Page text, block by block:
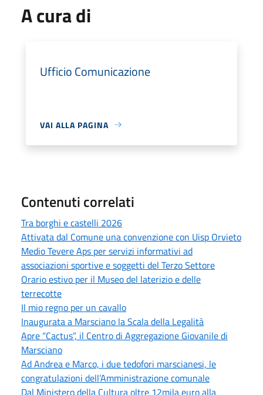
A cura di
Ufficio Comunicazione
VAI ALLA PAGINA
Contenuti correlati
Tra borghi e castelli 2026
Attivata dal Comune una convenzione con Uisp Orvieto
Medio Tevere Aps per servizi informativi ad
associazioni sportive e soggetti del Terzo Settore
Orario estivo per il Museo del laterizio e delle
terrecotte
Il mio regno per un cavallo
Inaugurata a Marsciano la Scala della Legalità
Apre “Cactus”, il Centro di Aggregazione Giovanile di
Marsciano
Ad Andrea e Marco, i due tedofori marscianesi, le
congratulazioni dell’Amministrazione comunale
Dal Ministero della Cultura oltre 12mila euro alla